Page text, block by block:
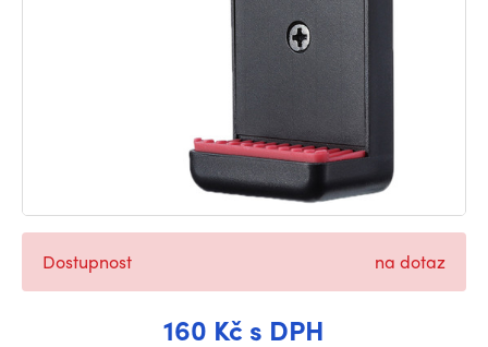
160 Kč s DPH
Dostupnost na dotaz